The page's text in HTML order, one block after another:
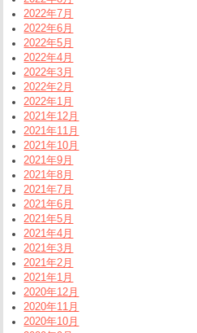
2022年7月
2022年6月
2022年5月
2022年4月
2022年3月
2022年2月
2022年1月
2021年12月
2021年11月
2021年10月
2021年9月
2021年8月
2021年7月
2021年6月
2021年5月
2021年4月
2021年3月
2021年2月
2021年1月
2020年12月
2020年11月
2020年10月